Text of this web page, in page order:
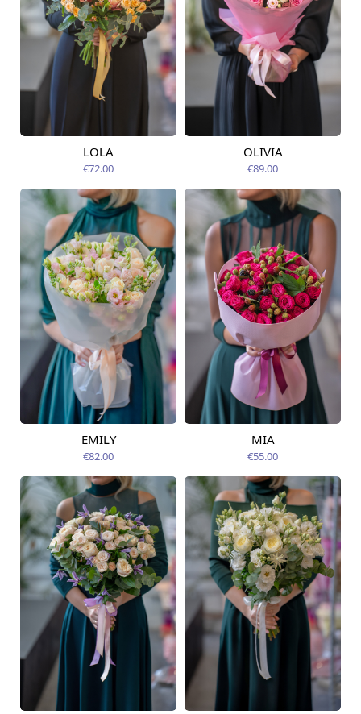
Pieejams šodien
LOLA
€72.00
Pieejams šodien
OLIVIA
€89.00
Pieejama no
EMILY
€82.00
Pieejama no
MIA
€55.00